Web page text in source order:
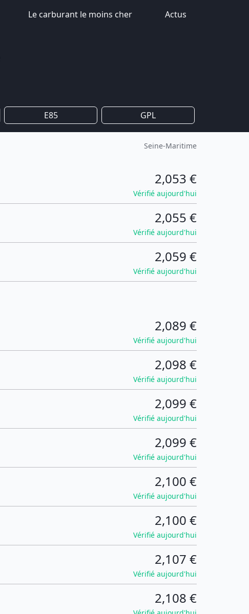
Le carburant le moins cher Actus
E85 GPL
Seine-Maritime
2,053 €
Vérifié aujourd'hui
2,055 €
Vérifié aujourd'hui
2,059 €
Vérifié aujourd'hui
2,089 €
Vérifié aujourd'hui
2,098 €
Vérifié aujourd'hui
2,099 €
Vérifié aujourd'hui
2,099 €
Vérifié aujourd'hui
2,100 €
Vérifié aujourd'hui
2,100 €
Vérifié aujourd'hui
2,107 €
Vérifié aujourd'hui
2,108 €